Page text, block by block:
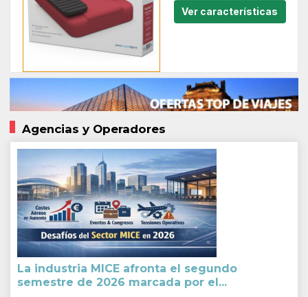
Ver características
Agencias y Operadores
La industria MICE afronta el segundo
semestre de 2026 marcada por el...